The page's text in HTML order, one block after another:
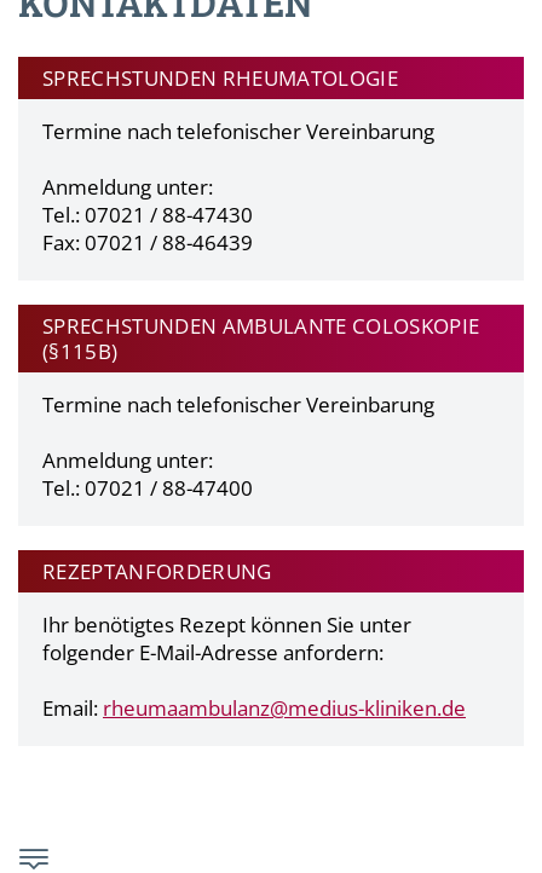
SPRECHSTUNDEN RHEUMATOLOGIE
Termine nach telefonischer Vereinbarung
Anmeldung unter:
Tel.: 07021 / 88-47430
Fax: 07021 / 88-46439
SPRECHSTUNDEN AMBULANTE COLOSKOPIE
(§115B)
Termine nach telefonischer Vereinbarung
Anmeldung unter:
Tel.: 07021 / 88-47400
REZEPTANFORDERUNG
Ihr benötigtes Rezept können Sie unter
folgender E-Mail-Adresse anfordern:
Email: rheumaambulanz@medius-kliniken.de